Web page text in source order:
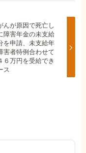
んが原因で死亡し
障害年金の未支給
を申請、未支給年
害者特例合わせて
６万円を受給でき
ス